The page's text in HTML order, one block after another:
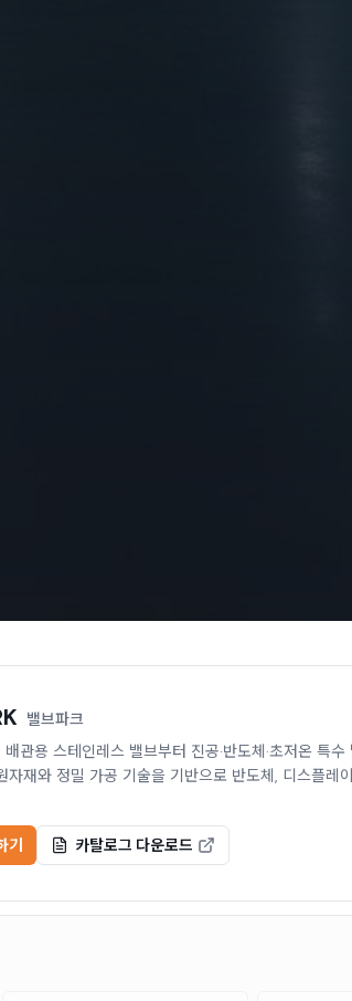
밸브파크
관용 스테인레스 밸브부터 진공·반도체·초저온 특
자재와 정밀 가공 기술을 기반으로 반도체, 디스플레
기 카탈로그 다운로드